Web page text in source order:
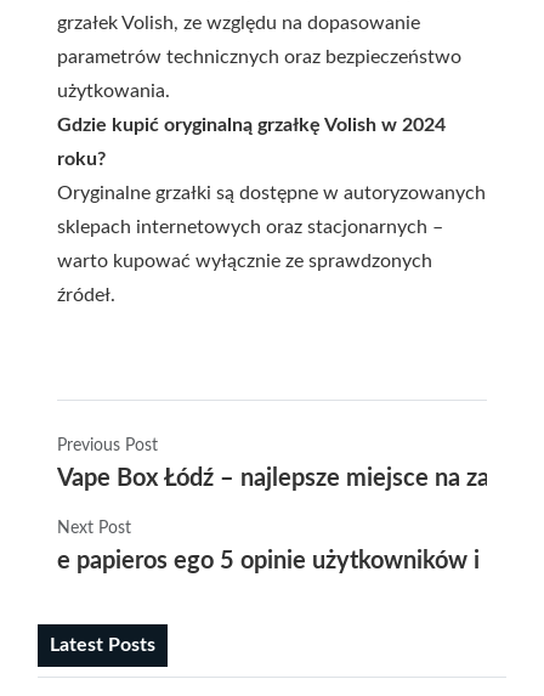
grzałek Volish, ze względu na dopasowanie
parametrów technicznych oraz bezpieczeństwo
użytkowania.
Gdzie kupić oryginalną grzałkę Volish w 2024
roku?
Oryginalne grzałki są dostępne w autoryzowanych
sklepach internetowych oraz stacjonarnych –
warto kupować wyłącznie ze sprawdzonych
źródeł.
Previous Post
Vape Box Łódź – najlepsze miejsce na
Next Post
e papieros ego 5 opinie użytkowników i
Latest Posts